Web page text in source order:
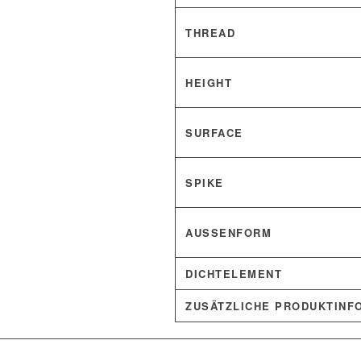
THREAD
HEIGHT
SURFACE
SPIKE
AUSSENFORM
DICHTELEMENT
ZUSÄTZLICHE